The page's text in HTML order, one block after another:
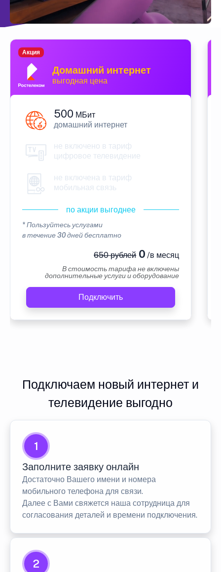
Домашний интернет
выгодная цена
Акция
500 МБит
домашний интернет
не включено в тариф
цифровое телевидение
не включена в тариф
мобильная связь
по акции выгоднее
* Пользуйтесь услугами
в течение 30 дней бесплатно
650 рублей0 /в месяц
В стоимость тарифа не включены
дополнительные услуги и оборудование
Подключить
Подключаем новый интернет и
телевидение выгодно
1
Заполните заявку онлайн
Достаточно Вашего имени и номера
мобильного телефона для связи.
Далее с Вами свяжется наша сотрудница для
согласования деталей и времени подключения.
2